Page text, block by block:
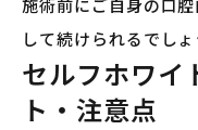
して続けられるでしょ
セルフホワイ
ト・注意点